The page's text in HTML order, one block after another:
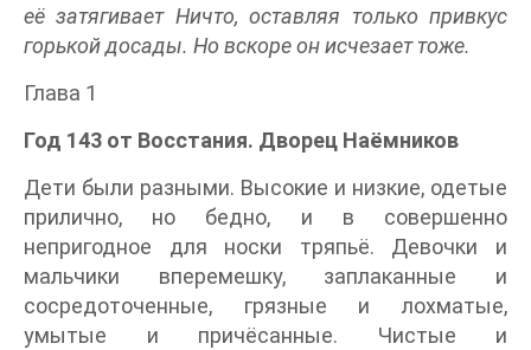
её затягивает Ничто, оставляя только привкус
горькой досады. Но вскоре он исчезает тоже.
Глава 1
Год 143 от Восстания. Дворец Наёмников
Дети были разными. Высокие и низкие, одетые
прилично, но бедно, и в совершенно
непригодное для носки тряпьё. Девочки и
мальчики вперемешку, заплаканные и
сосредоточенные, грязные и лохматые,
умытые и причёсанные. Чистые и